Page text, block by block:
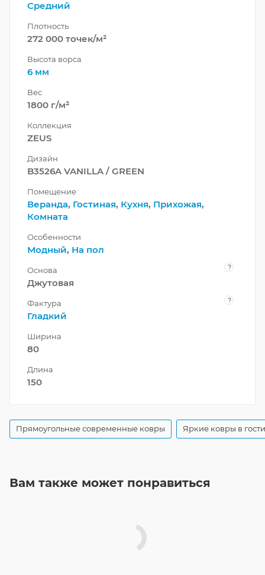
Средний
Плотность
272 000 точек/м²
Высота ворса
6 мм
Вес
1800 г/м²
Коллекция
ZEUS
Дизайн
B3526A VANILLA / GREEN
Помещение
Веранда, Гостиная, Кухня, Прихожая,
Комната
Особенности
Модный, На пол
Основа ?
Джутовая
Фактура ?
Гладкий
Ширина
80
Длина
150
Прямоугольные современные ковры Яркие ковры в
Вам также может понравиться